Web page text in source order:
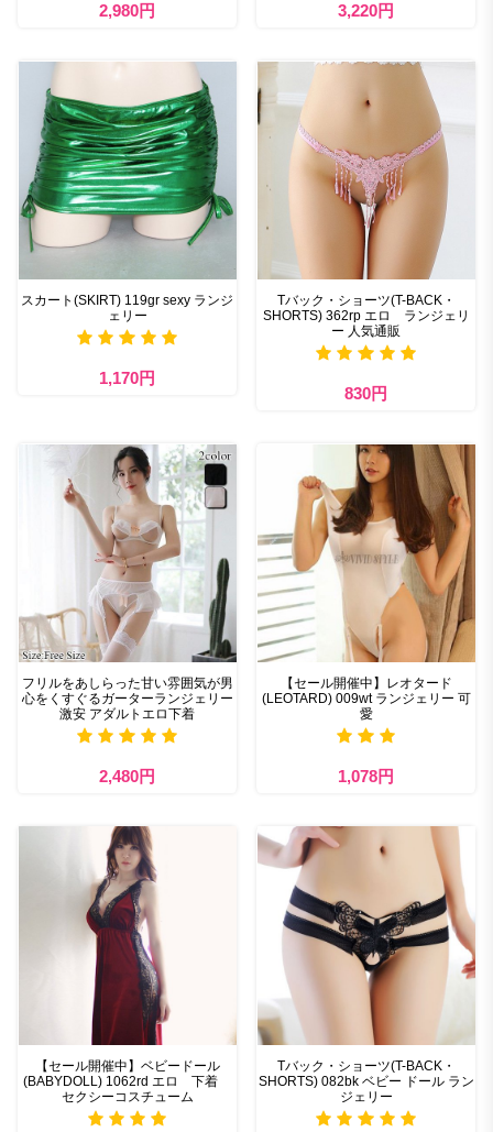
2,980円 3,220円
スカート(SKIRT) 119gr sexy ランジ
ェリー
1,170円
Tバック・ショーツ(T-BACK・
SHORTS) 362rp エロ ランジェリ
ー 人気通販
830円
フリルをあしらった甘い雰囲気が男
心をくすぐるガーターランジェリー
激安 アダルトエロ下着
2,480円
【セール開催中】レオタード
(LEOTARD) 009wt ランジェリー 可
愛
1,078円
【セール開催中】ベビードール
(BABYDOLL) 1062rd エロ 下着
セクシーコスチューム
Tバック・ショーツ(T-BACK・
SHORTS) 082bk ベビー ドール ラン
ジェリー